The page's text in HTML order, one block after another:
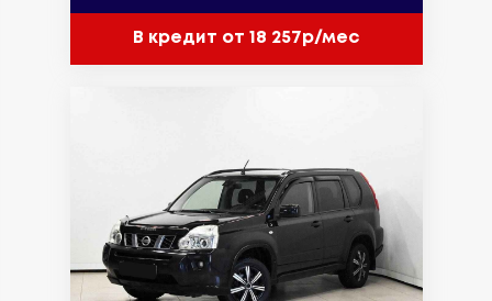
В кредит от 18 257р/мес